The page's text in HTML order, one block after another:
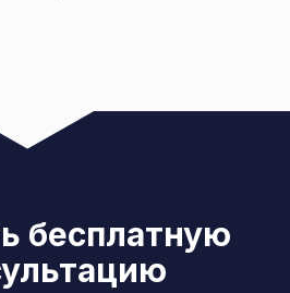
бесплатную